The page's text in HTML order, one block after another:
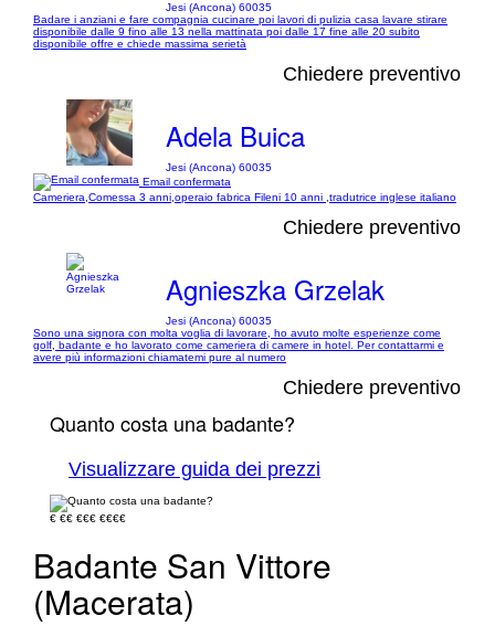
Jesi (Ancona) 60035
Badare i anziani e fare compagnia cucinare poi lavori di pulizia casa lavare stirare
disponibile dalle 9 fino alle 13 nella mattinata poi dalle 17 fine alle 20 subito
disponibile offre e chiede massima serietà
Chiedere preventivo
Adela Buica
Jesi (Ancona) 60035
Email confermata
Cameriera,Comessa 3 anni,operaio fabrica Fileni 10 anni ,tradutrice inglese italiano
Chiedere preventivo
Agnieszka Grzelak
Jesi (Ancona) 60035
Sono una signora con molta voglia di lavorare, ho avuto molte esperienze come
golf, badante e ho lavorato come cameriera di camere in hotel. Per contattarmi e
avere più informazioni chiamatemi pure al numero
Chiedere preventivo
Quanto costa una badante?
Visualizzare guida dei prezzi
€ €€ €€€ €€€€
Badante San Vittore
(Macerata)